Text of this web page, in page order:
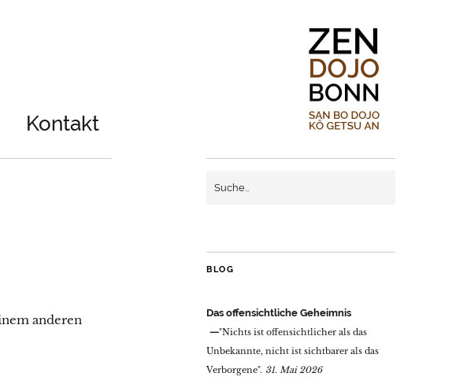
Kontakt
anderen
BLOG
Das offensichtliche Geheimnis
"Nichts ist offensichtlicher als das
Unbekannte, nicht ist sichtbarer als das
Verborgene". 31. Mai 2026